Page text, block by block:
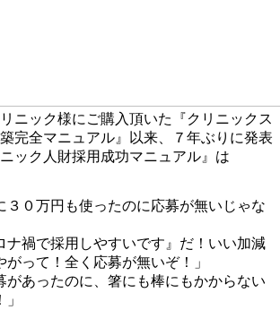
ニック様にご購入頂いた『クリニックス
完全マニュアル』以来、７年ぶりに発表
ック人財採用成功マニュアル』は
３０万円も使ったのに応募が無いじゃな
ナ禍で採用しやすいです』だ！いい加減
がって！全く応募が無いぞ！」
があったのに、箸にも棒にもかからない